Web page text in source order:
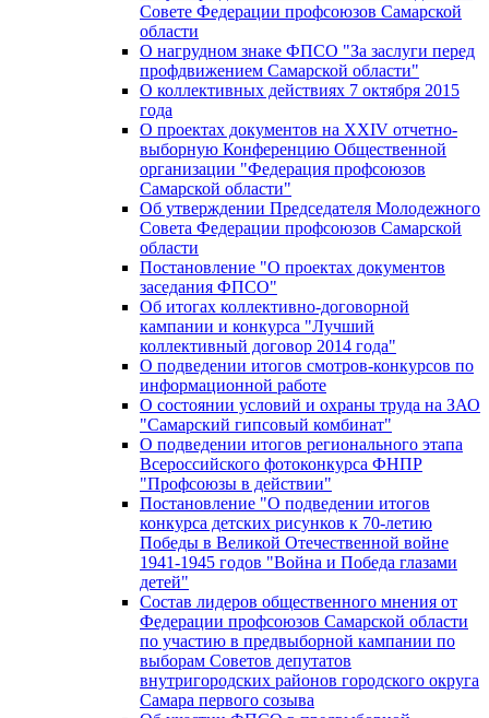
Совете Федерации профсоюзов Самарской
области
О нагрудном знаке ФПСО "За заслуги перед
профдвижением Самарской области"
О коллективных действиях 7 октября 2015
года
О проектах документов на XXIV отчетно-
выборную Конференцию Общественной
организации "Федерация профсоюзов
Самарской области"
Об утверждении Председателя Молодежного
Совета Федерации профсоюзов Самарской
области
Постановление "О проектах документов
заседания ФПСО"
Об итогах коллективно-договорной
кампании и конкурса "Лучший
коллективный договор 2014 года"
О подведении итогов смотров-конкурсов по
информационной работе
О состоянии условий и охраны труда на ЗАО
"Самарский гипсовый комбинат"
О подведении итогов регионального этапа
Всероссийского фотоконкурса ФНПР
"Профсоюзы в действии"
Постановление "О подведении итогов
конкурса детских рисунков к 70-летию
Победы в Великой Отечественной войне
1941-1945 годов "Война и Победа глазами
детей"
Состав лидеров общественного мнения от
Федерации профсоюзов Самарской области
по участию в предвыборной кампании по
выборам Советов депутатов
внутригородских районов городского округа
Самара первого созыва